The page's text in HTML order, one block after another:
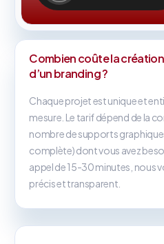
Combien coûte la
d’un branding ?
Chaque projet est unique et
mesure. Le tarif dépend de la
nombre de supports
complète) dont vous avez
appel de 15-30 minutes, nous
précis et transparent.